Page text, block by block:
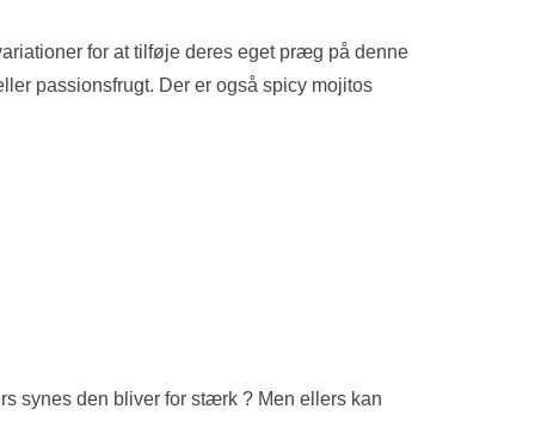
for at tilføje deres eget præg på denne
passionsfrugt. Der er også spicy mojitos
synes den bliver for stærk ? Men ellers kan